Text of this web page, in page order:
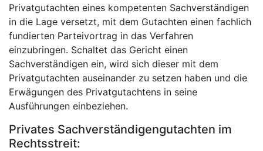
Privatgutachten eines kompetenten Sachverständigen
in die Lage versetzt, mit dem Gutachten einen fachlich
fundierten Parteivortrag in das Verfahren
einzubringen. Schaltet das Gericht einen
Sachverständigen ein, wird sich dieser mit dem
Privatgutachten auseinander zu setzen haben und die
Erwägungen des Privatgutachtens in seine
Ausführungen einbeziehen.
Privates Sachverständigengutachten im
Rechtsstreit: